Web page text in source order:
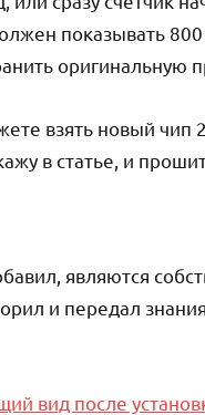
показывать
оригинальную
взять новый
в статье, и
являются
и передал
вид после